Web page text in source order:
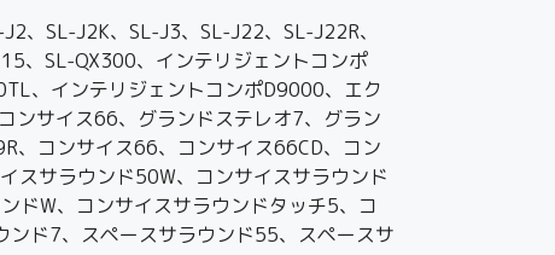
、SL-J2K、SL-J3、SL-J22、SL-J22R、
、SL-QX300、インテリジェントコンポ
、インテリジェントコンポD9000、エク
ンサイス66、グランドステレオ7、グラン
、コンサイス66、コンサイス66CD、コン
スサラウンド50W、コンサイスサラウンド
ドW、コンサイスサラウンドタッチ5、コ
ド7、スペースサラウンド55、スペースサ